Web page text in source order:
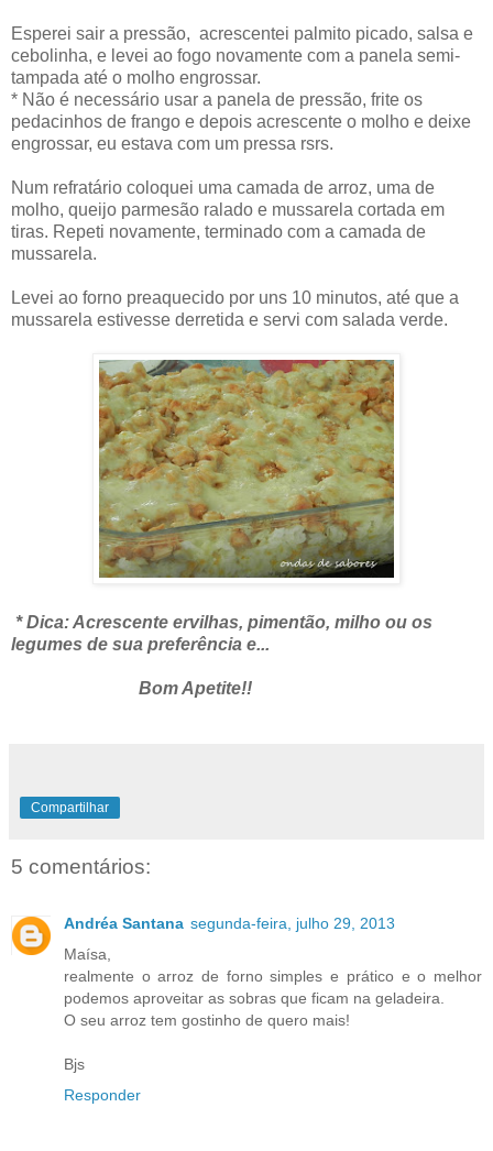
Esperei sair a pressão, acrescentei palmito picado, salsa e
cebolinha, e levei ao fogo novamente com a panela semi-
tampada até o molho engrossar.
* Não é necessário usar a panela de pressão, frite os
pedacinhos de frango e depois acrescente o molho e deixe
engrossar, eu estava com um pressa rsrs.
Num refratário coloquei uma camada de arroz, uma de
molho, queijo parmesão ralado e mussarela cortada em
tiras. Repeti novamente, terminado com a camada de
mussarela.
Levei ao forno preaquecido por uns 10 minutos, até que a
mussarela estivesse derretida e servi com salada verde.
* Dica: Acrescente ervilhas, pimentão, milho ou os
legumes de sua preferência e...
Bom Apetite!!
Compartilhar
5 comentários:
Andréa Santana segunda-feira, julho 29, 2013
Maísa,
realmente o arroz de forno simples e prático e o melhor
podemos aproveitar as sobras que ficam na geladeira.
O seu arroz tem gostinho de quero mais!
Bjs
Responder